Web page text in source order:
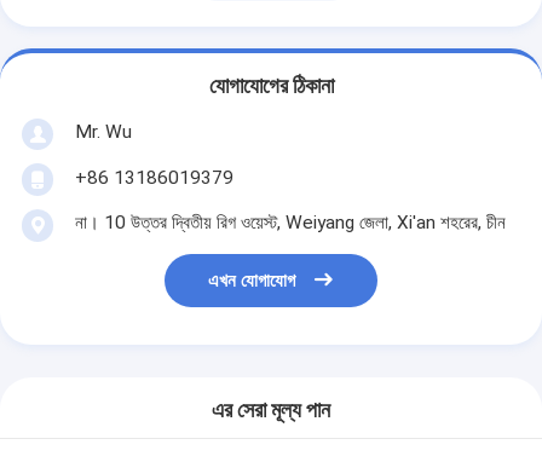
যোগাযোগের ঠিকানা
Mr. Wu
+86 13186019379
না। 10 উত্তর দ্বিতীয় রিগ ওয়েস্ট, Weiyang জেলা, Xi'an শহরের, চীন
এখন যোগাযোগ
এর সেরা মূল্য পান